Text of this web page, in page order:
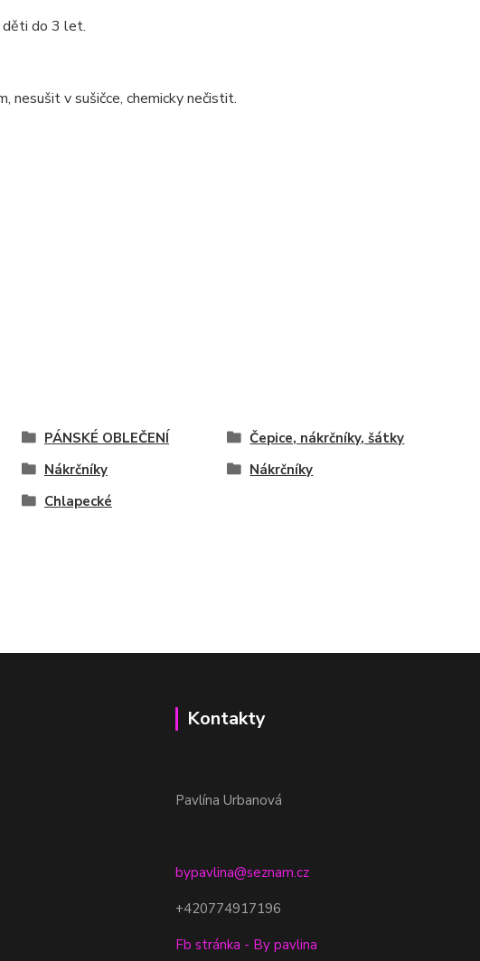
děti do 3 let.
nesušit v sušičce, chemicky nečistit.
PÁNSKÉ OBLEČENÍ
Čepice, nákrčníky, šátky
Nákrčníky
Nákrčníky
Chlapecké
Kontakty
Pavlína Urbanová
bypavlina@seznam.cz
+420774917196
Fb stránka - By pavlina